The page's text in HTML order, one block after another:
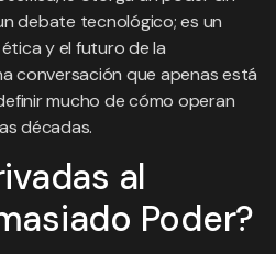
debate tecnológico; es un
y el futuro de la
conversación que apenas está
mucho de cómo operan
décadas.
al
Poder?